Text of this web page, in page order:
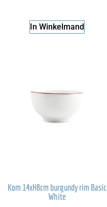
In Winkelmand
Kom 14xH8cm burgundy rim Basic
White